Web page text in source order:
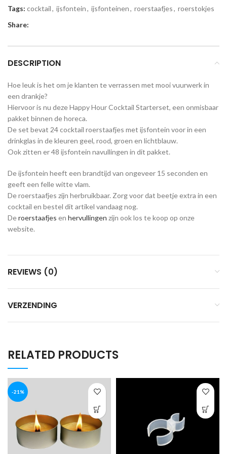
Tags: cocktail, ijsfontein, ijsfonteinen, roerstaafjes, roerstokjes
Share:
DESCRIPTION
Hoe leuk is het om je klanten te verrassen met mooi vuurwerk in
een drankje?
Hiervoor is nu deze Happy Hour Cocktail Starterset, een onmisbaar
pakket binnen de horeca.
De set bevat 24 cocktail roerstaafjes met ijsfontein voor in een
drinkglas in de kleuren geel, rood, groen en lichtblauw.
Ook zitten er 48 ijsfontein navullingen in dit pakket.
De ijsfontein heeft een brandtijd van ongeveer 15 seconden en
geeft een felle witte vlam.
De roerstaafjes zijn herbruikbaar. Zorg voor dat beetje extra in een
cocktail en bestel dit artikel vandaag nog.
Deroerstaafjes en hervullingen zijn ook los te koop op onze
website.
REVIEWS (0)
VERZENDING
RELATED PRODUCTS
-21%